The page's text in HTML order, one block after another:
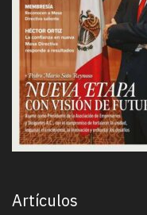
Artículos